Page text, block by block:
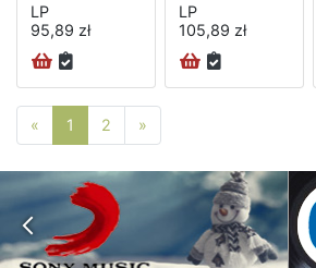
LP
95,89 zł
LP
105,89 zł
« Poprzednia strona
1 2 »